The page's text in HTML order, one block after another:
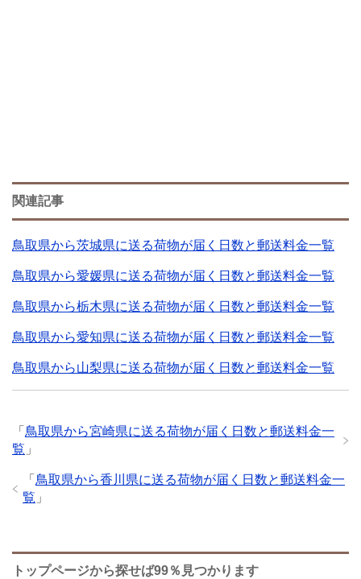
関連記事
鳥取県から茨城県に送る荷物が届く日数と郵送料金一覧
鳥取県から愛媛県に送る荷物が届く日数と郵送料金一覧
鳥取県から栃木県に送る荷物が届く日数と郵送料金一覧
鳥取県から愛知県に送る荷物が届く日数と郵送料金一覧
鳥取県から山梨県に送る荷物が届く日数と郵送料金一覧
「 鳥取県から宮崎県に送る荷物が届く日数と郵送料金一
覧 」
「 鳥取県から香川県に送る荷物が届く日数と郵送料金一
覧 」
トップページから探せば99％見つかります